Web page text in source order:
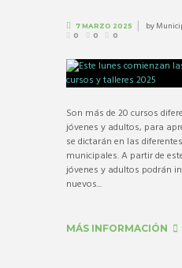
7 MARZO 2025 by
0 0 0
Son más de 20 cursos
jóvenes y adultos, para
se dictarán en las
municipales. A partir de
jóvenes y adultos podrán
nuevos...
MÁS INFORMACIÓN